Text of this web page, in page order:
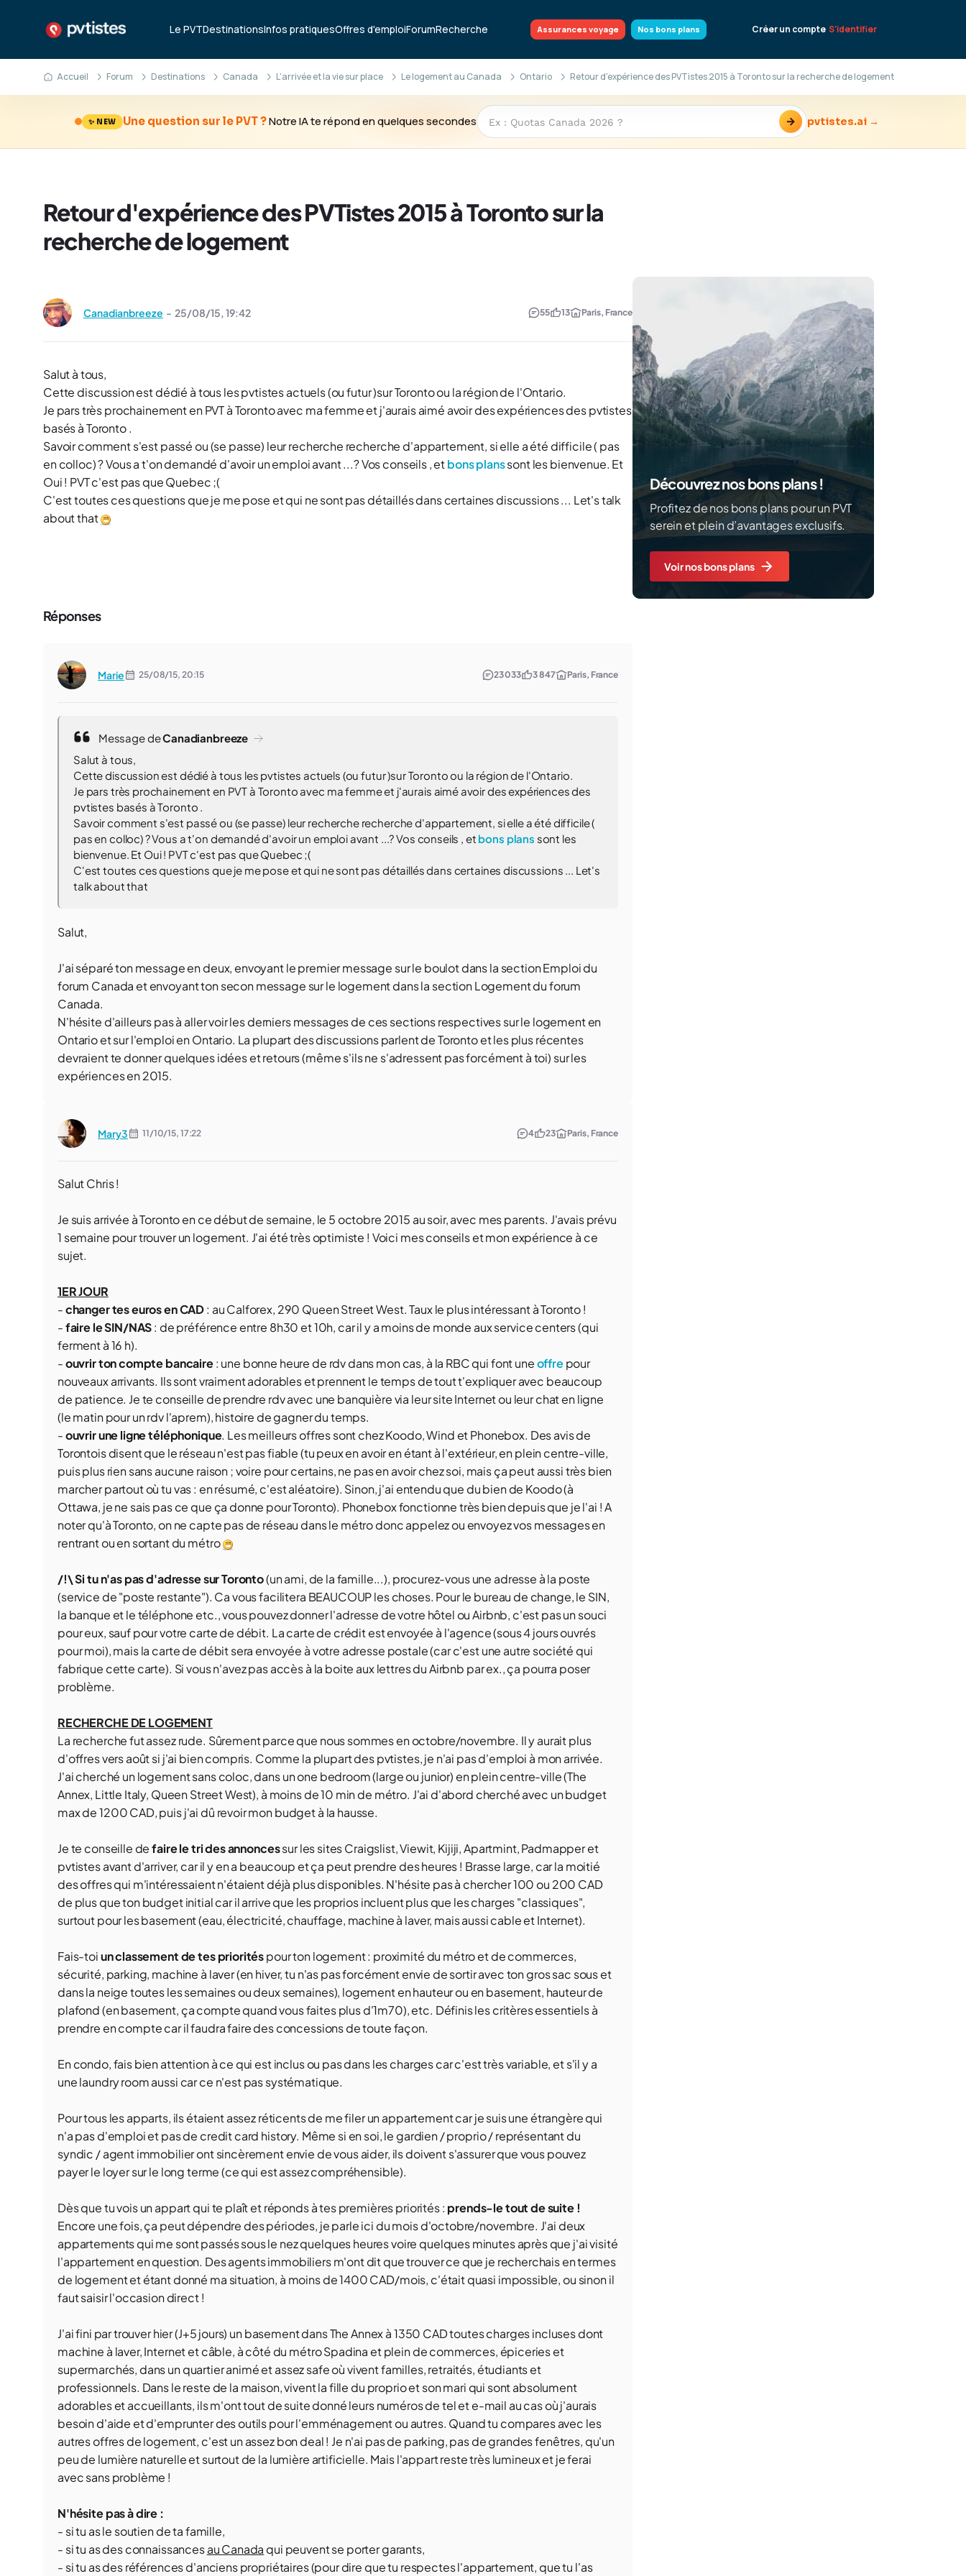
Le PVTDestinationsInfos pratiquesOffres d'emploiForumRecherche Assurances voyage Nos bons plans Créer un compte S'identifier
Accueil Forum Destinations Canada L'arrivée et la vie sur place Le logement au Canada Ontario Retour d'expérience des PVTistes 2015 à Toronto sur la recherche de logement
✨ NEW Une question sur le PVT ?Notre IA te répond en quelques secondes → pvtistes.ai →
Retour d'expérience des PVTistes 2015 à Toronto sur la
recherche de logement
Canadianbreeze - 25/08/15, 19:42 55 13 Paris, France
Salut à tous,
Cette discussion est dédié à tous les pvtistes actuels (ou futur )sur Toronto ou la région de l'Ontario.
Je pars très prochainement en PVT à Toronto avec ma femme et j'aurais aimé avoir des expériences des pvtistes
basés à Toronto .
Savoir comment s'est passé ou (se passe) leur recherche recherche d'appartement, si elle a été difficile ( pas
en colloc) ? Vous a t'on demandé d'avoir un emploi avant ...? Vos conseils , etbons planssont les bienvenue. Et
Oui ! PVT c'est pas que Quebec ;(
C'est toutes ces questions que je me pose et qui ne sont pas détaillés dans certaines discussions ... Let's talk
about that
Réponses
Marie 25/08/15, 20:15 23 033 3 847 Paris, France
Message deCanadianbreeze
Salut à tous,
Cette discussion est dédié à tous les pvtistes actuels (ou futur )sur Toronto ou la région de l'Ontario.
Je pars très prochainement en PVT à Toronto avec ma femme et j'aurais aimé avoir des expériences des
pvtistes basés à Toronto .
Savoir comment s'est passé ou (se passe) leur recherche recherche d'appartement, si elle a été difficile (
pas en colloc) ? Vous a t'on demandé d'avoir un emploi avant ...? Vos conseils , et bons plans sont les
bienvenue. Et Oui ! PVT c'est pas que Quebec ;(
C'est toutes ces questions que je me pose et qui ne sont pas détaillés dans certaines discussions ... Let's
talk about that
Salut,
J'ai séparé ton message en deux, envoyant le premier message sur le boulot dans la section Emploi du
forum Canada et envoyant ton secon message sur le logement dans la section Logement du forum
Canada.
N'hésite d'ailleurs pas à aller voir les derniers messages de ces sections respectives sur le logement en
Ontario et sur l'emploi en Ontario. La plupart des discussions parlent de Toronto et les plus récentes
devraient te donner quelques idées et retours (même s'ils ne s'adressent pas forcément à toi) sur les
expériences en 2015.
Mary3 11/10/15, 17:22 4 23 Paris, France
Salut Chris !
Je suis arrivée à Toronto en ce début de semaine, le 5 octobre 2015 au soir, avec mes parents. J'avais prévu
1 semaine pour trouver un logement. J'ai été très optimiste ! Voici mes conseils et mon expérience à ce
sujet.
1ER JOUR
-changer tes euros en CAD: au Calforex, 290 Queen Street West. Taux le plus intéressant à Toronto !
-faire le SIN/NAS: de préférence entre 8h30 et 10h, car il y a moins de monde aux service centers (qui
ferment à 16 h).
-ouvrir ton compte bancaire: une bonne heure de rdv dans mon cas, à la RBC qui font uneoffre pour
nouveaux arrivants. Ils sont vraiment adorables et prennent le temps de tout t'expliquer avec beaucoup
de patience. Je te conseille de prendre rdv avec une banquière via leur site Internet ou leur chat en ligne
(le matin pour un rdv l'aprem), histoire de gagner du temps.
-ouvrir une ligne téléphonique. Les meilleurs offres sont chez Koodo, Wind et Phonebox. Des avis de
Torontois disent que le réseau n'est pas fiable (tu peux en avoir en étant à l'extérieur, en plein centre-ville,
puis plus rien sans aucune raison ; voire pour certains, ne pas en avoir chez soi, mais ça peut aussi très bien
marcher partout où tu vas : en résumé, c'est aléatoire). Sinon, j'ai entendu que du bien de Koodo (à
Ottawa, je ne sais pas ce que ça donne pour Toronto). Phonebox fonctionne très bien depuis que je l'ai ! A
noter qu'à Toronto, on ne capte pas de réseau dans le métro donc appelez ou envoyez vos messages en
rentrant ou en sortant du métro
/!\Si tu n'as pas d'adresse sur Toronto(un ami, de la famille...), procurez-vous une adresse à la poste
(service de "poste restante"). Ca vous facilitera BEAUCOUP les choses. Pour le bureau de change, le SIN,
la banque et le téléphone etc., vous pouvez donner l'adresse de votre hôtel ou Airbnb, c'est pas un souci
pour eux, sauf pour votre carte de débit. La carte de crédit est envoyée à l'agence (sous 4 jours ouvrés
pour moi), mais la carte de débit sera envoyée à votre adresse postale (car c'est une autre société qui
fabrique cette carte). Si vous n'avez pas accès à la boite aux lettres du Airbnb par ex., ça pourra poser
problème.
RECHERCHE DE LOGEMENT
La recherche fut assez rude. Sûrement parce que nous sommes en octobre/novembre. Il y aurait plus
d'offres vers août si j'ai bien compris. Comme la plupart des pvtistes, je n'ai pas d'emploi à mon arrivée.
J'ai cherché un logement sans coloc, dans un one bedroom (large ou junior) en plein centre-ville (The
Annex, Little Italy, Queen Street West), à moins de 10 min de métro. J'ai d'abord cherché avec un budget
max de 1200 CAD, puis j'ai dû revoir mon budget à la hausse.
Je te conseille defaire le tri des annoncessur les sites Craigslist, Viewit, Kijiji, Apartmint, Padmapper et
pvtistes avant d'arriver, car il y en a beaucoup et ça peut prendre des heures ! Brasse large, car la moitié
des offres qui m'intéressaient n'étaient déjà plus disponibles. N'hésite pas à chercher 100 ou 200 CAD
de plus que ton budget initial car il arrive que les proprios incluent plus que les charges "classiques",
surtout pour les basement (eau, électricité, chauffage, machine à laver, mais aussi cable et Internet).
Fais-toiun classement de tes prioritéspour ton logement : proximité du métro et de commerces,
sécurité, parking, machine à laver (en hiver, tu n'as pas forcément envie de sortir avec ton gros sac sous et
dans la neige toutes les semaines ou deux semaines), logement en hauteur ou en basement, hauteur de
plafond (en basement, ça compte quand vous faites plus d'1m70), etc. Définis les critères essentiels à
prendre en compte car il faudra faire des concessions de toute façon.
En condo, fais bien attention à ce qui est inclus ou pas dans les charges car c'est très variable, et s'il y a
une laundry room aussi car ce n'est pas systématique.
Pour tous les apparts, ils étaient assez réticents de me filer un appartement car je suis une étrangère qui
n'a pas d'emploi et pas de credit card history. Même si en soi, le gardien / proprio / représentant du
syndic / agent immobilier ont sincèrement envie de vous aider, ils doivent s'assurer que vous pouvez
payer le loyer sur le long terme (ce qui est assez compréhensible).
Dès que tu vois un appart qui te plaît et réponds à tes premières priorités : prends-le tout de suite !
Encore une fois, ça peut dépendre des périodes, je parle ici du mois d'octobre/novembre. J'ai deux
appartements qui me sont passés sous le nez quelques heures voire quelques minutes après que j'ai visité
l'appartement en question. Des agents immobiliers m'ont dit que trouver ce que je recherchais en termes
de logement et étant donné ma situation, à moins de 1400 CAD/mois, c'était quasi impossible, ou sinon il
faut saisir l'occasion direct !
J'ai fini par trouver hier (J+5 jours) un basement dans The Annex à 1350 CAD toutes charges incluses dont
machine à laver, Internet et câble, à côté du métro Spadina et plein de commerces, épiceries et
supermarchés, dans un quartier animé et assez safe où vivent familles, retraités, étudiants et
professionnels. Dans le reste de la maison, vivent la fille du proprio et son mari qui sont absolument
adorables et accueillants, ils m'ont tout de suite donné leurs numéros de tel et e-mail au cas où j'aurais
besoin d'aide et d'emprunter des outils pour l'emménagement ou autres. Quand tu compares avec les
autres offres de logement, c'est un assez bon deal ! Je n'ai pas de parking, pas de grandes fenêtres, qu'un
peu de lumière naturelle et surtout de la lumière artificielle. Mais l'appart reste très lumineux et je ferai
avec sans problème !
N'hésite pas à dire :
- si tu as le soutien de ta famille,
- si tu as des connaissancesau Canada qui peuvent se porter garants,
- si tu as des références d'anciens propriétaires (pour dire que tu respectes l'appartement, que tu l'as
Découvrez nos bons plans !
Profitez de nos bons plans pour un PVT
serein et plein d’avantages exclusifs.
Voir nos bons plans